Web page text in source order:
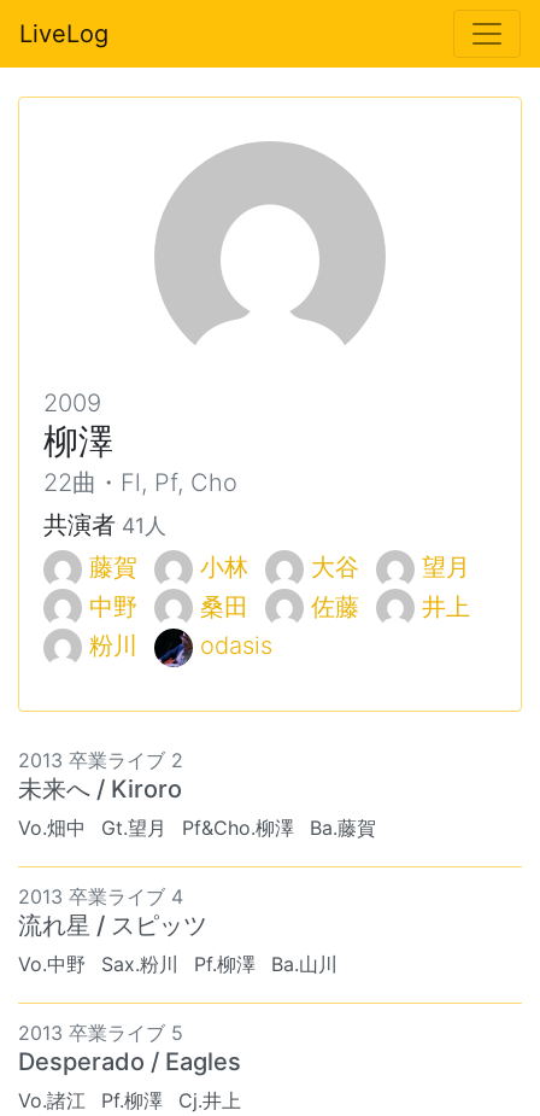
LiveLog
2009
柳澤
22曲・Fl, Pf, Cho
共演者 41人
藤賀 小林 大谷
望月
中野
桑田 佐藤
井上
粉川
odasis
2013 卒業ライブ 2
未来へ / Kiroro
Vo.畑中 Gt.望月 Pf&Cho.柳澤 Ba.藤賀
2013 卒業ライブ 4
流れ星 / スピッツ
Vo.中野 Sax.粉川 Pf.柳澤 Ba.山川
2013 卒業ライブ 5
Desperado / Eagles
Vo.諸江 Pf.柳澤 Cj.井上